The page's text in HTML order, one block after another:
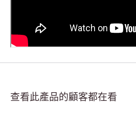
查看此產品的顧客都在看